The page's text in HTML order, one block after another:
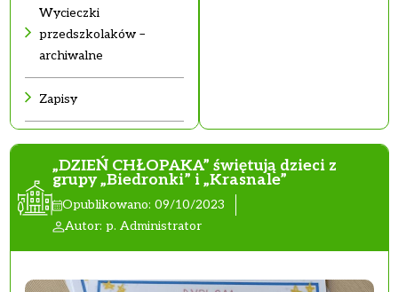
„DZIEŃ CHŁOPAKA” świętują dzieci z
grupy „Biedronki” i „Krasnale”
Opublikowano: 09/10/2023
Autor: p. Administrator
Wycieczki
przedszkolaków –
archiwalne
Zapisy